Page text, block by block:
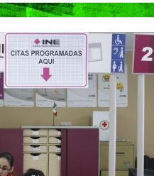
CIUDAD DEPORTES
Concluye
Máster de